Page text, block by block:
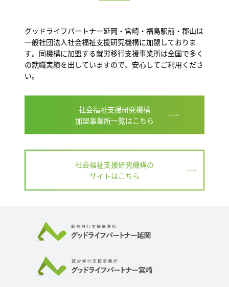
グッドライフパートナー延岡・宮崎・福島駅前・郡山は
一般社団法人社会福祉支援研究機構に加盟しておりま
す。同機構に加盟する就労移行支援事業所は全国で多く
の就職実績を出していますので、安心してご利用くださ
い。
社会福祉支援研究機構
加盟事業所一覧はこちら
社会福祉支援研究機構の
サイトはこちら